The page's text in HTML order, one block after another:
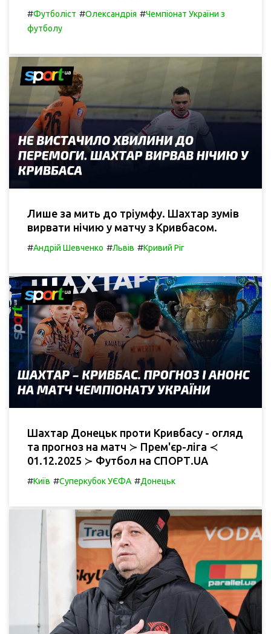
#Футболіст #Олександрія #Чемпіонат України з
футболу
Лише за мить до тріумфу. Шахтар зумів
вирвати нічию у матчу з Кривбасом.
#Андрій Шевченко #Львів #Кривий Ріг
Шахтар Донецьк проти Кривбасу - огляд
та прогноз на матч ≻ Прем'єр-ліга ≺
01.12.2025 ≻ Футбол на СПОРТ.UA
#Київ #Суперкубок УЄФА #Донецьк